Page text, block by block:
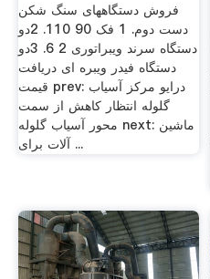
فروش دستگاههای سنگ شکن
دست دوم. 1 فک 90 110. 2دو
دستگاه سرند ویبراتوری 2 6. 3دو
دستگاه فیدر ویبره ای دریافت
قیمت prev: درایو مرکز آسیاب
گلوله انتظار کاهش از سمت
محور آسیاب گلوله next: ماشین
آلات برای ...